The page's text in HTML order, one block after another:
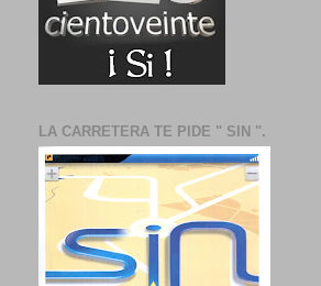
LA CARRETERA TE PIDE " SIN ".